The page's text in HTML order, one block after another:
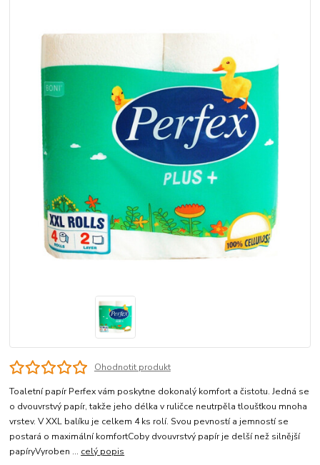
Ohodnotit produkt
Toaletní papír Perfex vám poskytne dokonalý komfort a čistotu. Jedná se
o dvouvrstvý papír, takže jeho délka v ruličce neutrpěla tloušťkou mnoha
vrstev. V XXL balíku je celkem 4 ks rolí. Svou pevností a jemností se
postará o maximální komfortCoby dvouvrstvý papír je delší než silnější
papíryVyroben ... celý popis